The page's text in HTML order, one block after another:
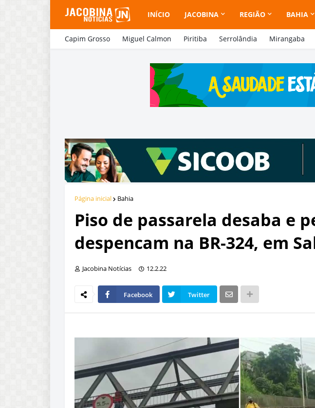
INÍCIO JACOBINA REGIÃO BAHIA
Capim Grosso Miguel Calmon Piritiba Serrolândia Mirangaba
Página inicial Bahia
Piso de passarela desaba e
despencam na BR-324, em
Jacobina Notícias 12.2.22
Facebook Twitter